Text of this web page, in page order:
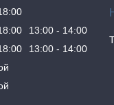
13:00
14:00
13:00
14:00